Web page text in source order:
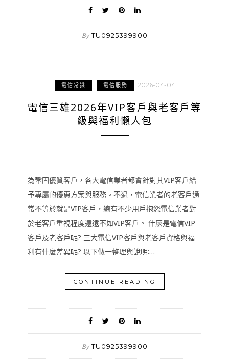
By TU0925399900
電信常識 電信服務 2026-04-04
電信三雄2026年VIP客戶與老客戶等
級與福利懶人包
為鞏固優質客戶，各大電信業者都會針對其VIP客戶給
予專屬的優惠方案與服務。不過，電信業者的老客戶通
常不等於就是VIP客戶，總有不少用戶抱怨電信業者對
於老客戶重視程度遠遠不如VIP客戶。 什麼是電信VIP
客戶及老客戶呢? 三大電信VIP客戶與老客戶資格與福
利有什麼差異呢? 以下做一整理與說明:…
CONTINUE READING
By TU0925399900